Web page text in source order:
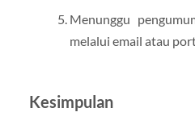
Menunggu
melalui email atau
Kesimpulan